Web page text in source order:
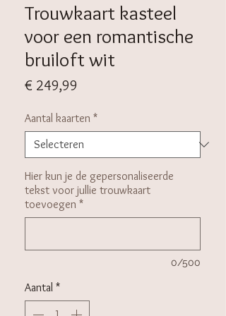
Trouwkaart kasteel
voor een romantische
bruiloft wit
€ 249,99
Aantal kaarten *
Hier kun je de gepersonaliseerde
tekst voor jullie trouwkaart
toevoegen *
0/500
Aantal *